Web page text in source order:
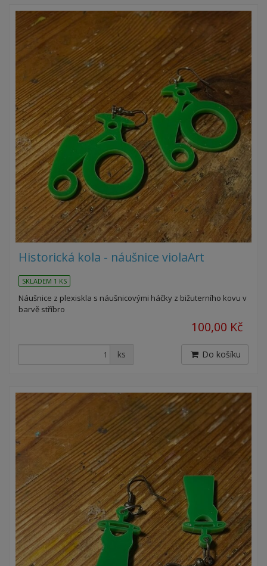
Historická kola - náušnice violaArt
SKLADEM 1 KS
Náušnice z plexiskla s náušnicovými háčky z bižuterního kovu v
barvě stříbro
100,00 Kč
ks Do košíku